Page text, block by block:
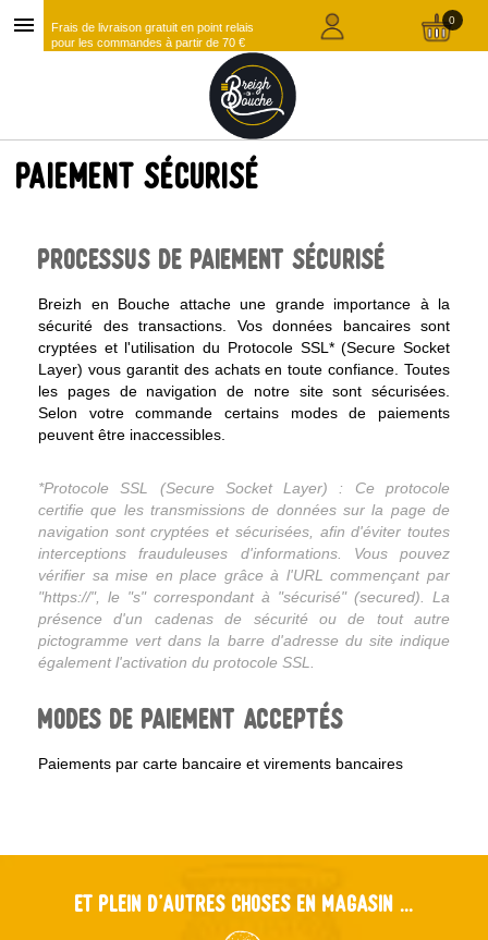
Frais de livraison gratuit en point relais
pour les commandes à partir de 70 €
0
Paiement sécurisé
Processus de paiement sécurisé
Breizh en Bouche attache une grande importance à la
sécurité des transactions. Vos données bancaires sont
cryptées et l'utilisation du Protocole SSL* (Secure Socket
Layer) vous garantit des achats en toute confiance. Toutes
les pages de navigation de notre site sont sécurisées.
Selon votre commande certains modes de paiements
peuvent être inaccessibles.
*Protocole SSL (Secure Socket Layer) : Ce protocole
certifie que les transmissions de données sur la page de
navigation sont cryptées et sécurisées, afin d'éviter toutes
interceptions frauduleuses d'informations. Vous pouvez
vérifier sa mise en place grâce à l'URL commençant par
"https://", le "s" correspondant à "sécurisé" (secured). La
présence d'un cadenas de sécurité ou de tout autre
pictogramme vert dans la barre d'adresse du site indique
également l'activation du protocole SSL.
Modes de paiement acceptés
Paiements par carte bancaire et virements bancaires
Et plein d'autres choses en magasin ...
menu